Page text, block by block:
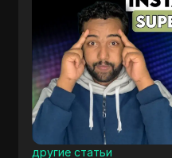
другие статьи